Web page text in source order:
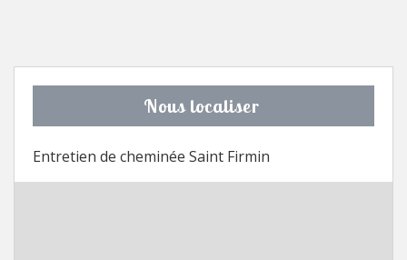
Nous localiser
Entretien de cheminée Saint Firmin